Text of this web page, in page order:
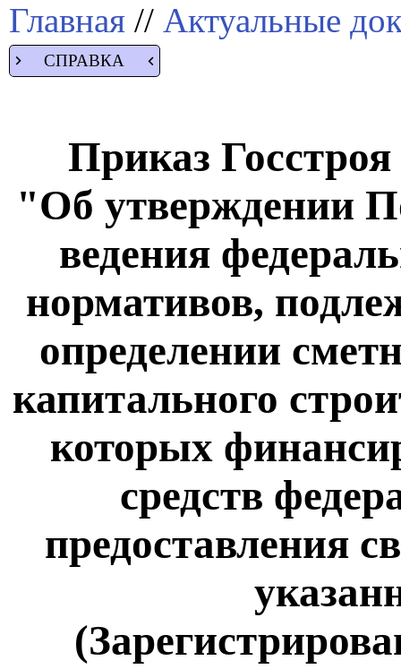
Главная // Актуальные
СПРАВКА
Приказ
"Об утверждении
ведения
нормативов,
определении
капитального
которых
средств
предоставления